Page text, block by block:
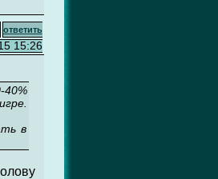
ответить
15:26
в